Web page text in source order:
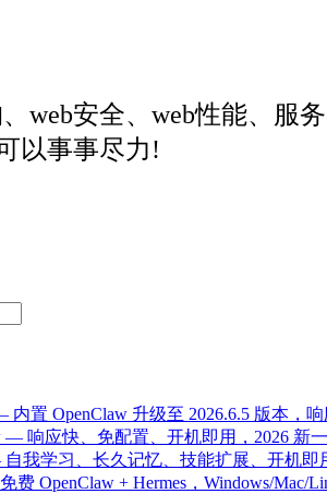
web安全、web性能、服
以事事尽力!
内置 OpenClaw 升级至 2026.6.5 版本，
— 响应快、免配置、开机即用，2026 新
自我学习、长久记忆、技能扩展、开机即
费 OpenClaw + Hermes，Windows/Mac/